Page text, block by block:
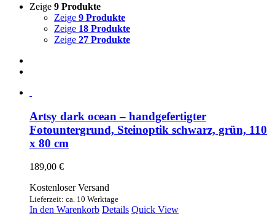
Zeige 9 Produkte
Zeige 9 Produkte
Zeige 18 Produkte
Zeige 27 Produkte
Artsy dark ocean – handgefertigter
Fotountergrund, Steinoptik schwarz, grün, 110
x 80 cm
189,00 €
Kostenloser Versand
Lieferzeit: ca. 10 Werktage
In den Warenkorb Details Quick View